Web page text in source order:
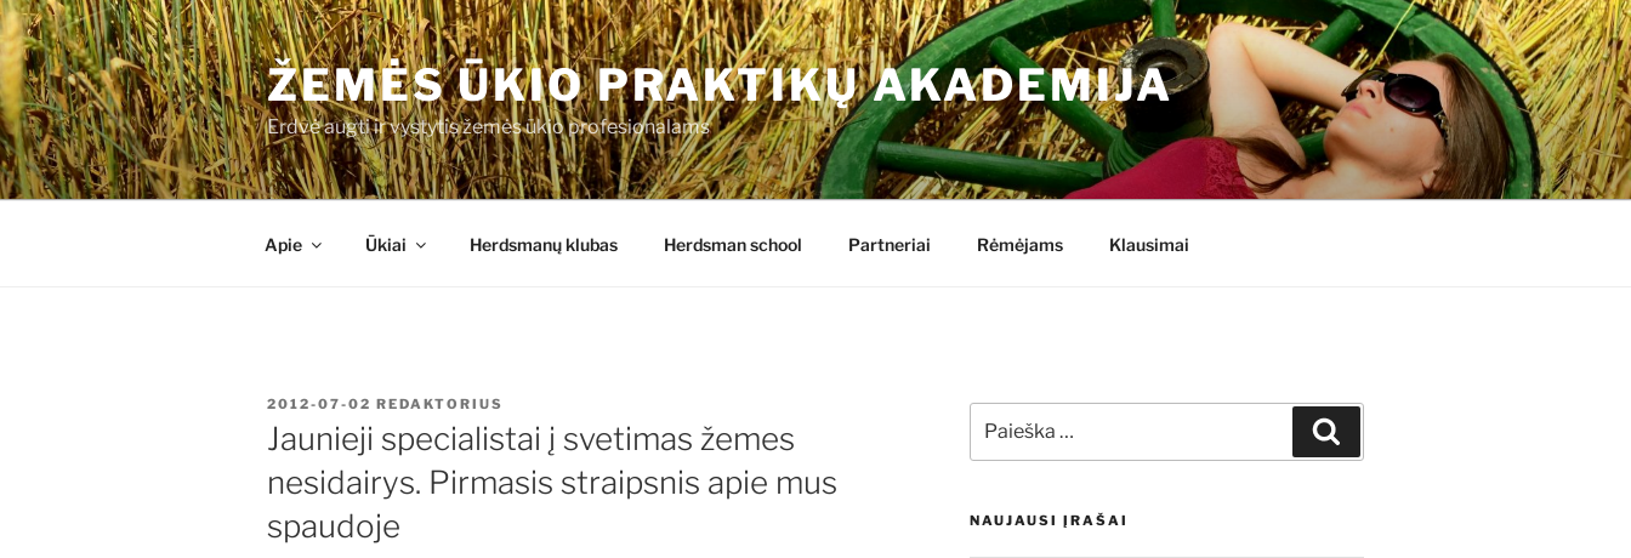
Eiti
prie
turinio
ŽEMĖS ŪKIO PRAKTIKŲ AKADEMIJA
Erdvė augti ir vystytis žemės ūkio profesionalams
Apie Ūkiai Herdsmanų klubas Herdsman school Partneriai Rėmėjams Klausimai
PASKELBTA
2012-07-02 REDAKTORIUS
Jaunieji specialistai į svetimas žemes
nesidairys. Pirmasis straipsnis apie mus
spaudoje
NAUJAUSI ĮRAŠAI